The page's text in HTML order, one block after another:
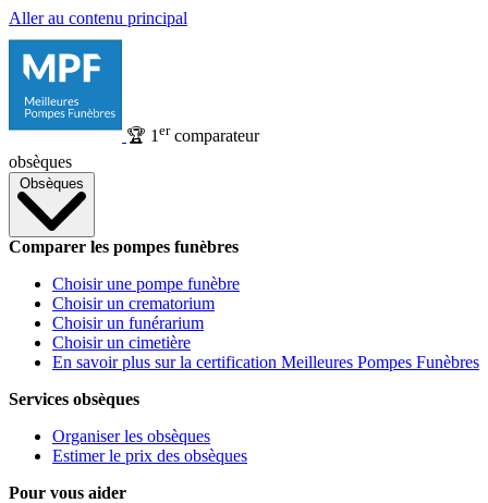
Aller au contenu principal
🏆 1 ercomparateur
obsèques
Obsèques
Comparer les pompes funèbres
Choisir une pompe funèbre
Choisir un crematorium
Choisir un funérarium
Choisir un cimetière
En savoir plus sur la certification Meilleures Pompes Funèbres
Services obsèques
Organiser les obsèques
Estimer le prix des obsèques
Pour vous aider